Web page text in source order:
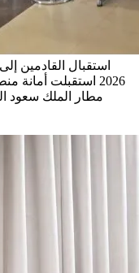
استقبال القادمين
2026 استقبلت أمانة
مطار الملك سعود